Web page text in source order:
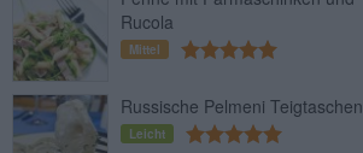
Rucola
Mittel
Russische Pelmeni Teigtaschen
Leicht